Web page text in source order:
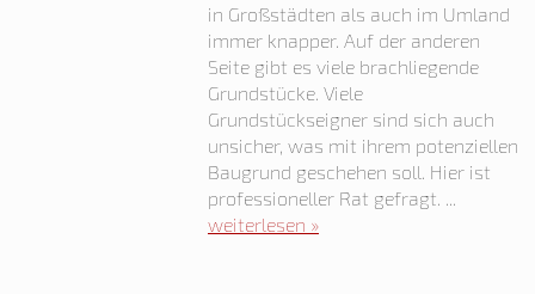
in Großstädten als auch im Umland
immer knapper. Auf der anderen
Seite gibt es viele brachliegende
Grundstücke. Viele
Grundstückseigner sind sich auch
unsicher, was mit ihrem potenziellen
Baugrund geschehen soll. Hier ist
professioneller Rat gefragt. ...
weiterlesen »